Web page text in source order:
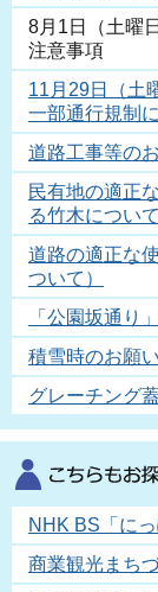
8月1日（土曜
注意事項
11月29日（土
一部通行規制
道路工事等の
民有地の適正
る竹木について
道路の適正な
ついて）
「公園坂通り
積雪時のお願い
グレーチング
NHK BS「に
商業観光まち